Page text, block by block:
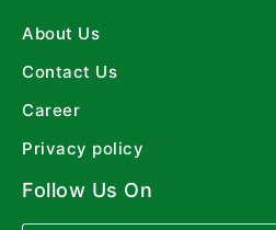
About Us
Contact Us
Career
Privacy policy
Follow Us On